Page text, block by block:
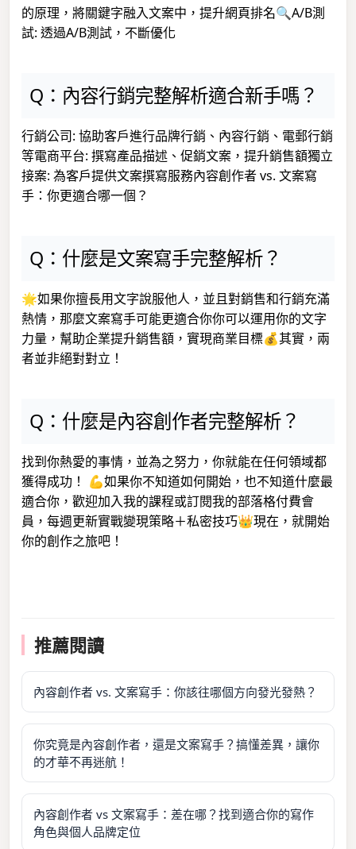
的原理，將關鍵字融入文案中，提升網頁排名🔍A/B測
試: 透過A/B測試，不斷優化
Q：內容行銷完整解析適合新手嗎？
行銷公司: 協助客戶進行品牌行銷、內容行銷、電郵行銷
等電商平台: 撰寫產品描述、促銷文案，提升銷售額獨立
接案: 為客戶提供文案撰寫服務內容創作者 vs. 文案寫
手：你更適合哪一個？
Q：什麼是文案寫手完整解析？
🌟如果你擅長用文字說服他人，並且對銷售和行銷充滿
熱情，那麼文案寫手可能更適合你你可以運用你的文字
力量，幫助企業提升銷售額，實現商業目標💰其實，兩
者並非絕對對立！
Q：什麼是內容創作者完整解析？
找到你熱愛的事情，並為之努力，你就能在任何領域都
獲得成功！ 💪如果你不知道如何開始，也不知道什麼最
適合你，歡迎加入我的課程或訂閱我的部落格付費會
員，每週更新實戰變現策略＋私密技巧👑現在，就開始
你的創作之旅吧！
推薦閱讀
內容創作者 vs. 文案寫手：你該往哪個方向發光發熱？
你究竟是內容創作者，還是文案寫手？搞懂差異，讓你
的才華不再迷航！
內容創作者 vs 文案寫手：差在哪？找到適合你的寫作
角色與個人品牌定位